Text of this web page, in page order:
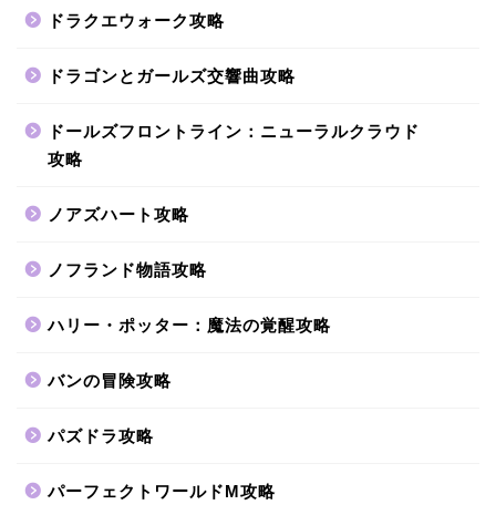
ドラクエウォーク攻略
ドラゴンとガールズ交響曲攻略
ドールズフロントライン：ニューラルクラウド
攻略
ノアズハート攻略
ノフランド物語攻略
ハリー・ポッター：魔法の覚醒攻略
バンの冒険攻略
パズドラ攻略
パーフェクトワールドM攻略